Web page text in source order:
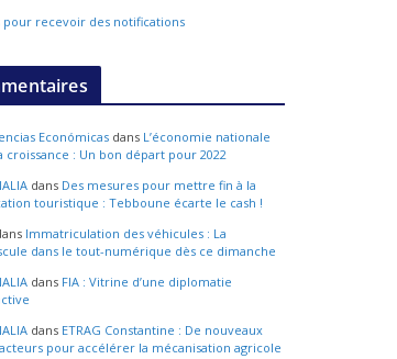
pour recevoir des notifications
Económicas dans L’économie nationale
croissance : Un bon départ pour 2022
dans Des mesures pour mettre fin à la
touristique : Tebboune écarte le cash !
Immatriculation des véhicules : La
dans le tout-numérique dès ce dimanche
dans FIA : Vitrine d’une diplomatie
dans ETRAG Constantine : De nouveaux
pour accélérer la mécanisation agricole